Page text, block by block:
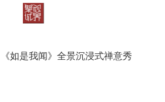
《如是我闻》全景沉浸式禅意秀